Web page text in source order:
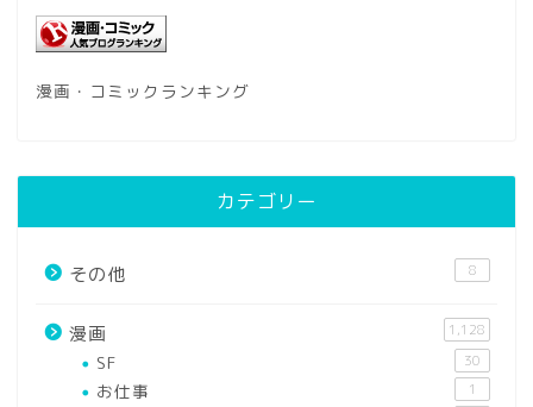
漫画・コミックランキング
カテゴリー
その他 8
漫画 1,128
SF 30
お仕事 1